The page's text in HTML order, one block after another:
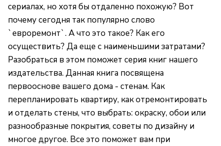
сериалах, но хотя бы отдаленно похожую? Вот
почему сегодня так популярно слово
`евроремонт`. А что это такое? Как его
осуществить? Да еще с наименьшими затратами?
Разобраться в этом поможет серия книг нашего
издательства. Данная книга посвящена
первооснове вашего дома - стенам. Как
перепланировать квартиру, как отремонтировать
и отделать стены, что выбрать: окраску, обои или
разнообразные покрытия, советы по дизайну и
многое другое. Все это поможет вам при